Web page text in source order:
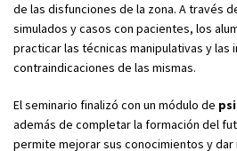
de las disfunciones de la zona. A través
simulados y casos con pacientes, los
practicar las técnicas manipulativas y las
contraindicaciones de las mismas.
El seminario finalizó con un módulo de
además de completar la formación del
permite mejorar sus conocimientos y dar